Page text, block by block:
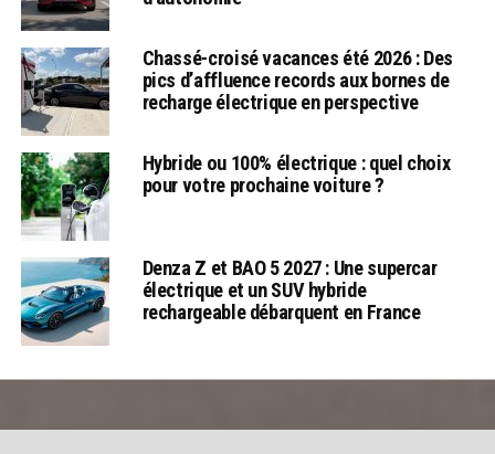
Chassé-croisé vacances été 2026 : Des
pics d’affluence records aux bornes de
recharge électrique en perspective
Hybride ou 100% électrique : quel choix
pour votre prochaine voiture ?
Denza Z et BAO 5 2027 : Une supercar
électrique et un SUV hybride
rechargeable débarquent en France